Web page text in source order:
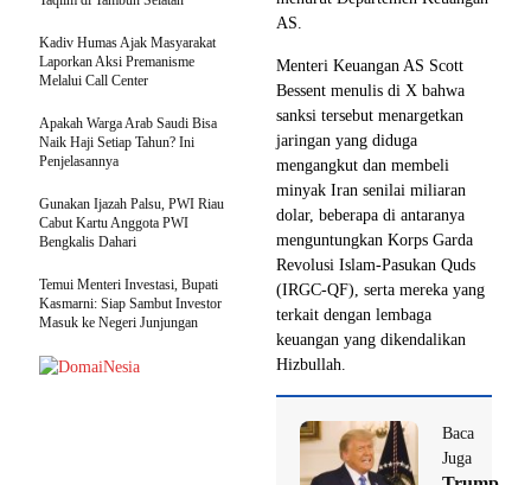
AS.
Menteri Keuangan AS Scott
Bessent menulis di X bahwa
sanksi tersebut menargetkan
jaringan yang diduga
mengangkut dan membeli
minyak Iran senilai miliaran
dolar, beberapa di antaranya
menguntungkan Korps Garda
Revolusi Islam-Pasukan Quds
(IRGC-QF), serta mereka yang
terkait dengan lembaga
keuangan yang dikendalikan
Hizbullah.
Baca
Juga
Kadiv Humas Ajak Masyarakat
Laporkan Aksi Premanisme
Melalui Call Center
Apakah Warga Arab Saudi Bisa
Naik Haji Setiap Tahun? Ini
Penjelasannya
Gunakan Ijazah Palsu, PWI Riau
Cabut Kartu Anggota PWI
Bengkalis Dahari
Temui Menteri Investasi, Bupati
Kasmarni: Siap Sambut Investor
Masuk ke Negeri Junjungan